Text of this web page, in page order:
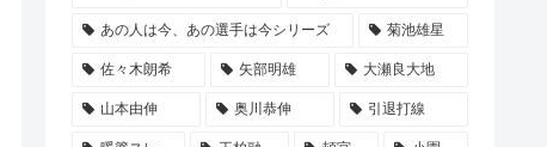
あの人は今、あの選手は今シリーズ 菊池雄星
佐々木朗希 矢部明雄 大瀬良大地
山本由伸 奥川恭伸 引退打線